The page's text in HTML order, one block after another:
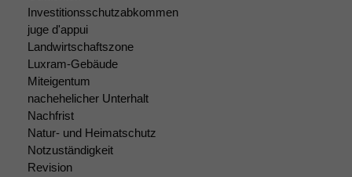
Investitionsschutzabkommen
juge d'appui
Landwirtschaftszone
Luxram-Gebäude
Miteigentum
nachehelicher Unterhalt
Nachfrist
Natur- und Heimatschutz
Notzuständigkeit
Revision